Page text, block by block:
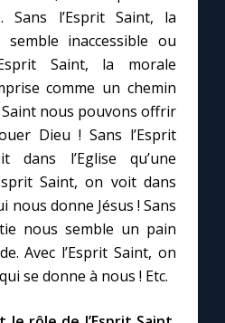
Sans l’Esprit Saint, la
inaccessible ou
Saint, la morale
comme un chemin
Saint nous pouvons offrir
Dieu ! Sans l’Esprit
l’Eglise qu’une
Saint, on voit dans
nous donne Jésus ! Sans
nous semble un pain
Avec l’Esprit Saint, on
se donne à nous ! Etc.